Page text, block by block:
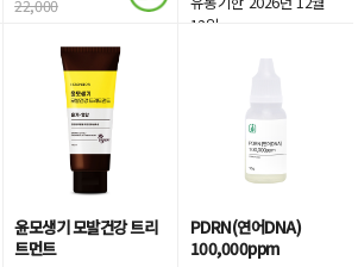
22,000
12일
윤모생기 모발건강 트리
트먼트
PDRN(연어DNA)
100,000ppm